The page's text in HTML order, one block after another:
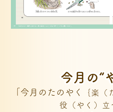
今月の“
「今月のたのやく
｛楽（
役（やく）立